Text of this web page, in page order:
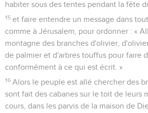
habiter sous des tentes pendant la fête
15 et faire entendre un message dans
comme à Jérusalem, pour ordonner : «
montagne des branches d'olivier,
de palmier et d'arbres touffus pour faire
conformément à ce qui est écrit. »
16 Alors le peuple est allé chercher des
sont fait des cabanes sur le toit de leurs
cours, dans les parvis de la maison de